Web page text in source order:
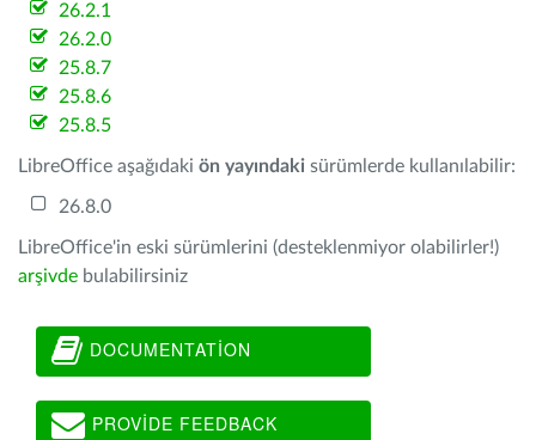
26.2.1
26.2.0
25.8.7
25.8.6
25.8.5
LibreOffice aşağıdaki ön yayındaki sürümlerde kullanılabilir:
26.8.0
LibreOffice'in eski sürümlerini (desteklenmiyor olabilirler!)
arşivde bulabilirsiniz
DOCUMENTATION
PROVIDE FEEDBACK